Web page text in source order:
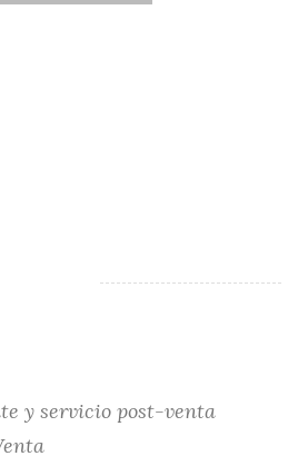
y servicio post-venta